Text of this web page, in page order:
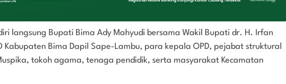
langsung Bupati Bima Ady Mahyudi bersama Wakil Bupati dr. H. Irfan
Kabupaten Bima Dapil Sape-Lambu, para kepala OPD, pejabat struktural
tokoh agama, tenaga pendidik, serta masyarakat Kecamatan